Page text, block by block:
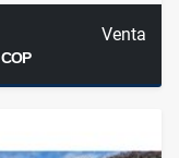
Venta
COP